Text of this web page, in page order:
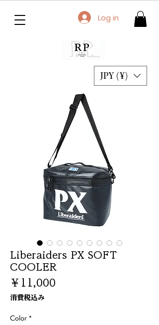
JPY (¥)
Log in
Liberaiders PX SOFT
COOLER
￥11,000
消費税込み
Color *